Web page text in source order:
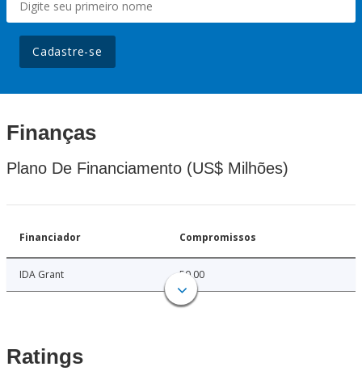
Cadastre-se
Finanças
Plano De Financiamento (US$ Milhões)
Financiador Compromissos
IDA Grant 50.00
Ratings